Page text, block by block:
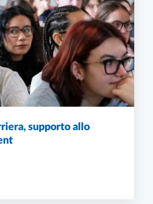
supporto allo
PER LA CARRIERA, SUPPORTO ALLO